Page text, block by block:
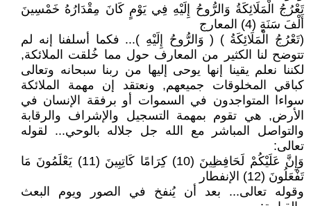
تَعْرُجُ الْمَلَائِكَةُ وَالرُّوحُ إِلَيْهِ فِي يَوْمٍ كَانَ مِقْدَارُهُ خَمْسِينَ
أَلْفَ سَنَةٍ (4) المعارج
(تَعْرُجُ الْمَلَائِكَةُ ) ( وَالرُّوحُ إِلَيْهِ )... فكما أسلفنا إنه لم
تتوضح لنا الكثير من المعارف حول مما خُلقت الملائكة,
لكننا نعلم يقينا إنها يوحى إليها من ربنا سبحانه وتعالى
كباقي المخلوقات جميعهم, ونعتقد إن مهمة الملائكة
سواءا المتواجدون في السموات أو برفقة الإنسان في
الأرض, هي تقوم بمهمة التسجيل والإشراف والرقابة
والتواصل المباشر مع الله جل جلاله بالوحي... لقوله
تعالى:
وَإِنَّ عَلَيْكُمْ لَحَافِظِينَ (10) كِرَامًا كَاتِبِينَ (11) يَعْلَمُونَ مَا
تَفْعَلُونَ (12) الإنفطار
وقوله تعالى... بعد أن يُنفخ في الصور ويوم البعث